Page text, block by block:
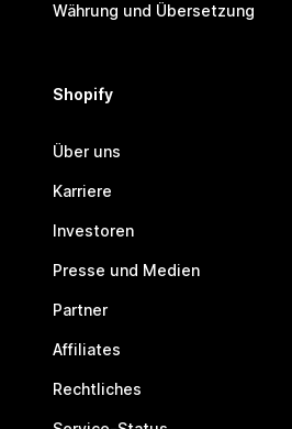
Währung und Übersetzung
Shopify
Über uns
Karriere
Investoren
Presse und Medien
Partner
Affiliates
Rechtliches